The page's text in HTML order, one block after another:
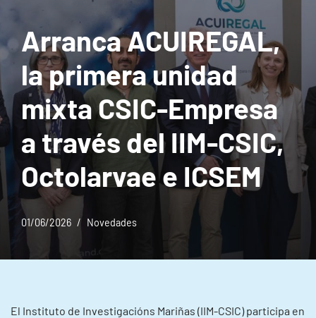
Arranca ACUIREGAL,
la primera unidad
mixta CSIC-Empresa
a través del IIM-CSIC,
Octolarvae e ICSEM
01/06/2026 Novedades
El Instituto de Investigacións Mariñas (IIM-CSIC) participa en